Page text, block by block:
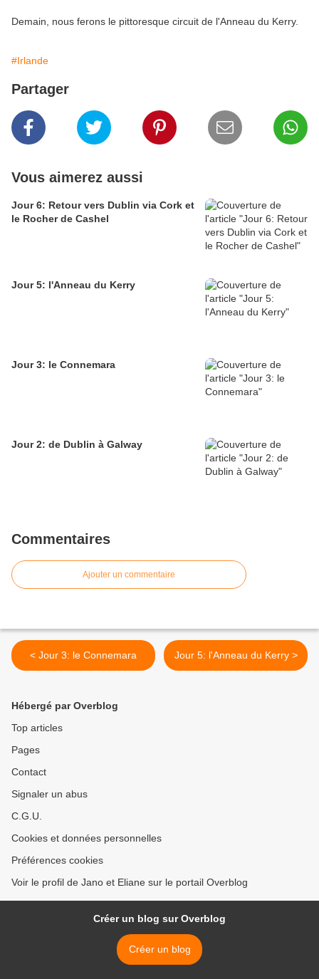
Demain, nous ferons le pittoresque circuit de l'Anneau du Kerry.
#Irlande
Partager
Vous aimerez aussi
Jour 6: Retour vers Dublin via Cork et
le Rocher de Cashel
Jour 5: l'Anneau du Kerry
Jour 3: le Connemara
Jour 2: de Dublin à Galway
Commentaires
Ajouter un commentaire
< Jour 3: le Connemara Jour 5: l'Anneau du Kerry >
Hébergé par Overblog
Top articles
Pages
Contact
Signaler un abus
C.G.U.
Cookies et données personnelles
Préférences cookies
Voir le profil de Jano et Eliane sur le portail Overblog
Créer un blog sur Overblog
Créer un blog